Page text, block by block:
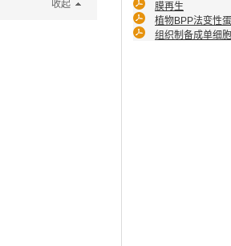
膜再生
植物BPP法变性
组织制备成单细
收起